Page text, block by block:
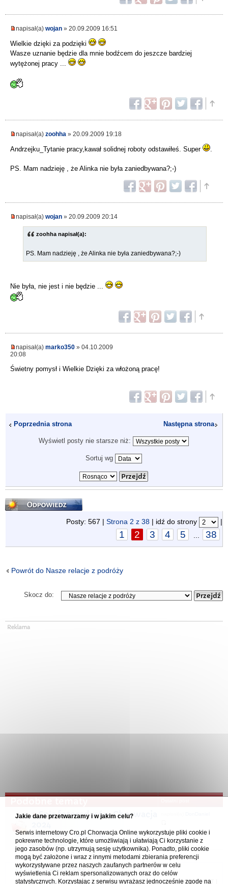
napisał(a) wojan » 20.09.2009 16:51
Wielkie dzięki za podzięki
Wasze uznanie będzie dla mnie bodźcem do jeszcze bardziej
wytężonej pracy ...
napisał(a) zoohha » 20.09.2009 19:18
Andrzejku_Tytanie pracy,kawał solidnej roboty odstawiłeś. Super .
PS. Mam nadzieję , że Alinka nie była zaniedbywana?;-)
napisał(a) wojan » 20.09.2009 20:14
zoohha napisał(a):
PS. Mam nadzieję , że Alinka nie była zaniedbywana?;-)
Nie była, nie jest i nie będzie ...
napisał(a) marko350 » 04.10.2009
20:08
Świetny pomysł i Wielkie Dzięki za włożoną pracę!
Poprzednia strona Następna strona
Wyświetl posty nie starsze niż:
Sortuj wg
Odpowiedz
Posty: 567 | Strona 2 z 38 | idź do strony |
1 2 3 4 5 38
Powrót do Nasze relacje z podróży
Skocz do:
Spis fotoradarów Chorwacja
1 2
wSamochodem - trasy, noclegi,
przepisy, uwagi
24.07.2025 08:04
Forum Chorwacja Online - Cro.pl
Usuń ciasteczka• Strefa czasowa: UTC + 1 (Polska - czas zimowy) [ DST
Jakie dane przetwarzamy i w jakim celu?
Serwis internetowy Cro.pl Chorwacja Online wykorzystuje pliki cookie i
pokrewne technologie, które umożliwiają i ułatwiają Ci korzystanie z
jego zasobów (np. utrzymują sesję użytkownika). Ponadto, pliki cookie
mogą być założone i wraz z innymi metodami zbierania preferencji
wykorzystywane przez naszych zaufanych partnerów w celu
wyświetlenia Ci reklam spersonalizowanych oraz do celów
statystycznych. Korzystając z serwisu wyrażasz jednocześnie zgodę na